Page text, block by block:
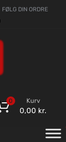
FØLG DIN ORDRE
Kurv
0,00 kr.
0